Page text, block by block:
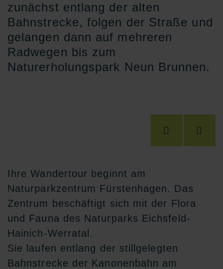
zunächst entlang der alten
Bahnstrecke, folgen der Straße und
gelangen dann auf mehreren
Radwegen bis zum
Naturerholungspark Neun Brunnen.
Ihre Wandertour beginnt am
Naturparkzentrum Fürstenhagen. Das
Zentrum beschäftigt sich mit der Flora
und Fauna des Naturparks Eichsfeld-
Hainich-Werratal.
Sie laufen entlang der stillgelegten
Bahnstrecke der Kanonenbahn am